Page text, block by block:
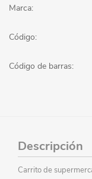
Marca:
Código:
Código de barras:
Descripción
Carrito de